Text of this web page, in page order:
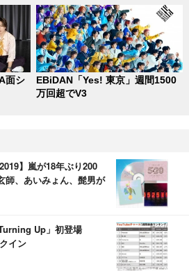
面シ
EBiDAN「Yes! 東京」週間1500
万回超でV3
】嵐が18年ぶり200
師、あいみょん、髭男が
Up」初登場
イン